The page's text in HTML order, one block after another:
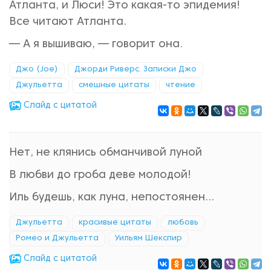
Атланта, и Люси! Это какая-то эпидемия!
Все читают Атланта.
— А я вышиваю, — говорит она.
Джо (Joe) Джорди Риверс. Записки Джо
Джульетта смешные цитаты чтение
Cлайд с цитатой
Нет, не клянись обманчивой луной
В любви до гроба деве молодой!
Иль будешь, как луна, непостоянен...
Джульетта красивые цитаты любовь
Ромео и Джульетта Уильям Шекспир
Cлайд с цитатой